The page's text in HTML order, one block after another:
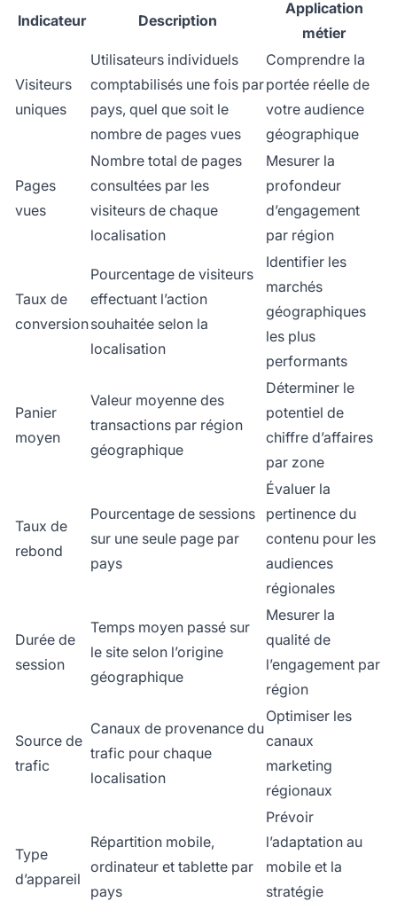
Indicateur Description
Application
métier
Visiteurs
uniques
Utilisateurs individuels
comptabilisés une fois par
pays, quel que soit le
nombre de pages vues
Comprendre la
portée réelle de
votre audience
géographique
Pages
vues
Nombre total de pages
consultées par les
visiteurs de chaque
localisation
Mesurer la
profondeur
d’engagement
par région
Taux de
conversion
Pourcentage de visiteurs
effectuant l’action
souhaitée selon la
localisation
Identifier les
marchés
géographiques
les plus
performants
Panier
moyen
Valeur moyenne des
transactions par région
géographique
Déterminer le
potentiel de
chiffre d’affaires
par zone
Taux de
rebond
Pourcentage de sessions
sur une seule page par
pays
Évaluer la
pertinence du
contenu pour les
audiences
régionales
Durée de
session
Temps moyen passé sur
le site selon l’origine
géographique
Mesurer la
qualité de
l’engagement par
région
Source de
trafic
Canaux de provenance du
trafic pour chaque
localisation
Optimiser les
canaux
marketing
régionaux
Type
d’appareil
Répartition mobile,
ordinateur et tablette par
pays
Prévoir
l’adaptation au
mobile et la
stratégie